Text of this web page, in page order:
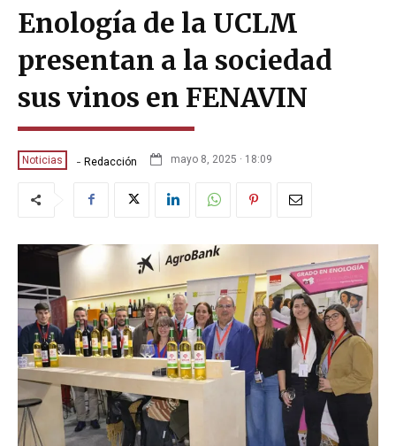
Enología de la UCLM
presentan a la sociedad
sus vinos en FENAVIN
Noticias - Redacción mayo 8, 2025 · 18:09